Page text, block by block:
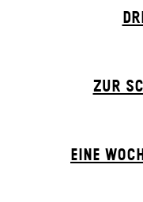
ZUR
EINE